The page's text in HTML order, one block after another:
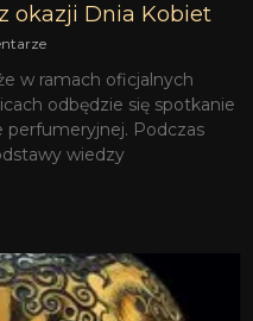
okazji Dnia Kobiet
w ramach oficjalnych
odbędzie się spotkanie
Podczas
wiedzy